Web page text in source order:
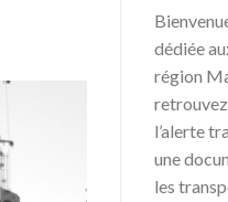
dédiée
région
retrouvez
l’alerte
une
les